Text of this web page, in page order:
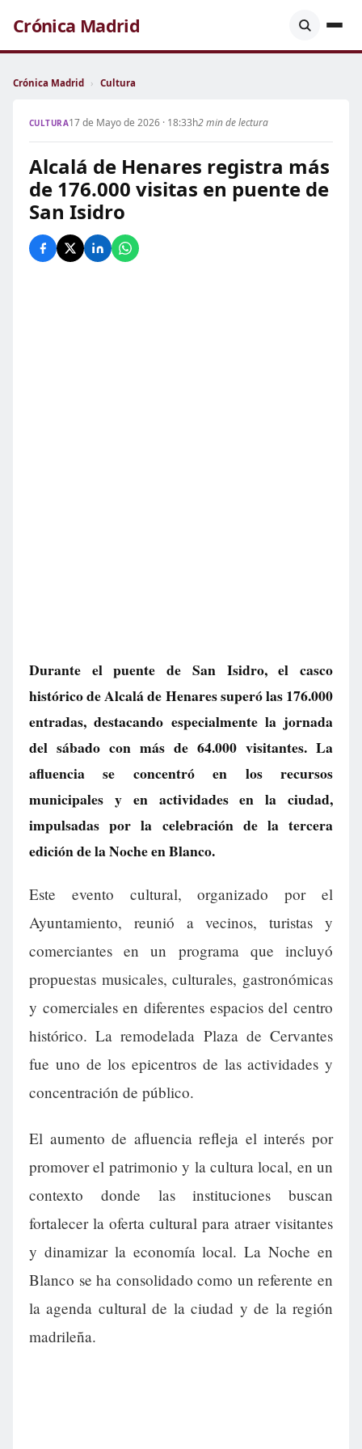
Crónica Madrid
Crónica Madrid › Cultura
CULTURA17 de Mayo de 2026 · 18:33h2 min de lectura
Alcalá de Henares registra más
de 176.000 visitas en puente de
San Isidro
Durante el puente de San Isidro, el casco
histórico de Alcalá de Henares superó las 176.000
entradas, destacando especialmente la jornada
del sábado con más de 64.000 visitantes. La
afluencia se concentró en los recursos
municipales y en actividades en la ciudad,
impulsadas por la celebración de la tercera
edición de la Noche en Blanco.
Este evento cultural, organizado por el
Ayuntamiento, reunió a vecinos, turistas y
comerciantes en un programa que incluyó
propuestas musicales, culturales, gastronómicas
y comerciales en diferentes espacios del centro
histórico. La remodelada Plaza de Cervantes
fue uno de los epicentros de las actividades y
concentración de público.
El aumento de afluencia refleja el interés por
promover el patrimonio y la cultura local, en un
contexto donde las instituciones buscan
fortalecer la oferta cultural para atraer visitantes
y dinamizar la economía local. La Noche en
Blanco se ha consolidado como un referente en
la agenda cultural de la ciudad y de la región
madrileña.